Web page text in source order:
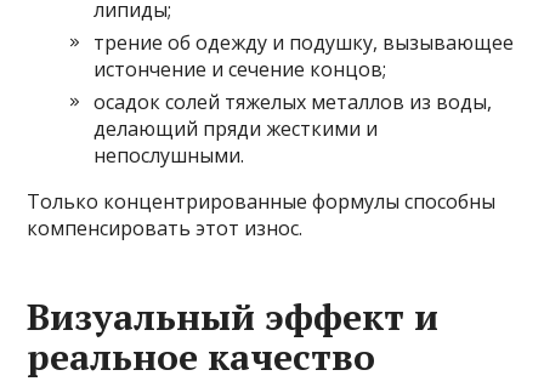
липиды;
трение об одежду и подушку, вызывающее
истончение и сечение концов;
осадок солей тяжелых металлов из воды,
делающий пряди жесткими и
непослушными.
Только концентрированные формулы способны
компенсировать этот износ.
Визуальный эффект и
реальное качество